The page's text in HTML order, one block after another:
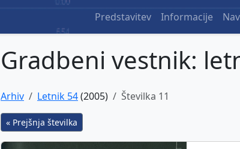
Predstavitev Informacije
Gradbeni vestnik:
Arhiv Letnik 54(2005) Številka 11
« Prejšnja številka